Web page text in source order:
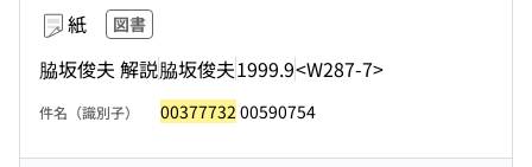
紙 図書
脇坂俊夫 解説脇坂俊夫1999.9<W287-7>
件名（識別子） 00377732 00590754